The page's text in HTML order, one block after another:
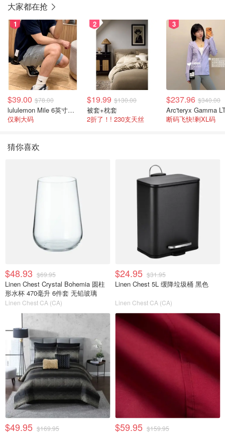
大家都在抢
1
$39.00 $78.00
lululemon Mile 6英寸男士短裤
仅剩大码
2
$19.99 $130.00
被套+枕套
2折了！! 230支天丝
3
$237.96 $340.00
断码飞快!剩XL码
猜你喜欢
$48.93 $69.95
Linen Chest Crystal Bohemia 圆柱
形水杯 470毫升 6件套 无铅玻璃
Linen Chest CA (CA)
$24.95 $31.95
Linen Chest 5L 缓降垃圾桶 黑色
Linen Chest CA (CA)
$49.95 $169.95 $59.95 $159.95